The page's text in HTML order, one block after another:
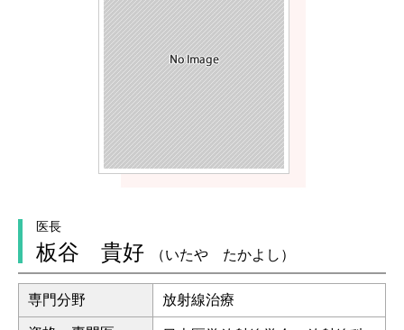
医長
板谷 貴好 （いたや たかよし）
専門分野 放射線治療